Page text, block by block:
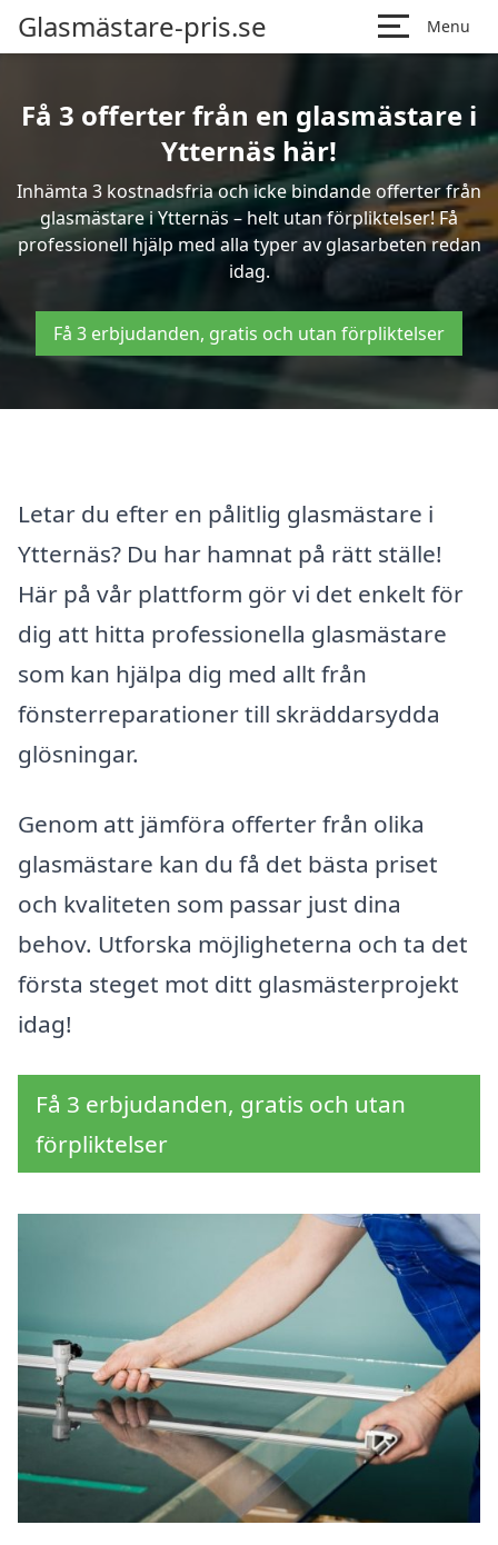
Glasmästare-pris.se Menu
Få 3 offerter från en glasmästare i
Ytternäs här!
Inhämta 3 kostnadsfria och icke bindande offerter från
glasmästare i Ytternäs – helt utan förpliktelser! Få
professionell hjälp med alla typer av glasarbeten redan
idag.
Få 3 erbjudanden, gratis och utan förpliktelser
Letar du efter en pålitlig glasmästare i
Ytternäs? Du har hamnat på rätt ställe!
Här på vår plattform gör vi det enkelt för
dig att hitta professionella glasmästare
som kan hjälpa dig med allt från
fönsterreparationer till skräddarsydda
glösningar.
Genom att jämföra offerter från olika
glasmästare kan du få det bästa priset
och kvaliteten som passar just dina
behov. Utforska möjligheterna och ta det
första steget mot ditt glasmästerprojekt
idag!
Få 3 erbjudanden, gratis och utan
förpliktelser